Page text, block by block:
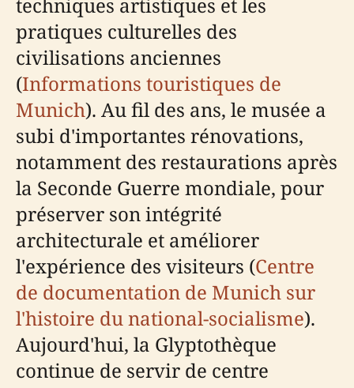
pratiques culturelles des
civilisations anciennes
(Informations touristiques de
Munich). Au fil des ans, le musée a
subi d'importantes rénovations,
notamment des restaurations après
la Seconde Guerre mondiale, pour
préserver son intégrité
architecturale et améliorer
l'expérience des visiteurs (Centre
de documentation de Munich sur
l'histoire du national-socialisme).
Aujourd'hui, la Glyptothèque
continue de servir de centre